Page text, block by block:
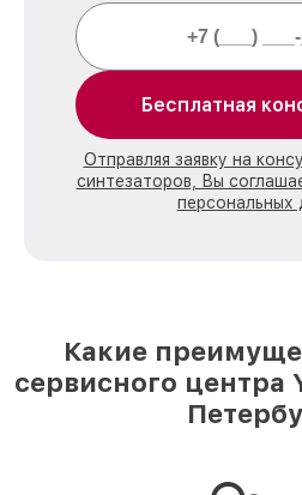
Бесплатная
Отправляя заявку на
синтезаторов, Вы
персональных
Какие
сервисного центра